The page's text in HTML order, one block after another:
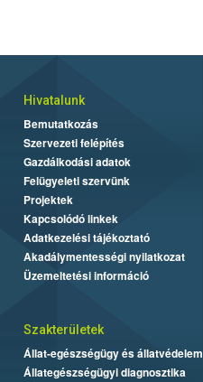
Hivatalunk
Bemutatkozás
Szervezeti felépítés
Gazdálkodási adatok
Felügyeleti szervünk
Projektek
Kapcsolódó linkek
Adatkezelési tájékoztató
Akadálymentességi nyilatkozat
Üzemeltetési információ
Szakterületek
Állat-egészségügy és állatvédelem
Állategészségügyi diagnosztika